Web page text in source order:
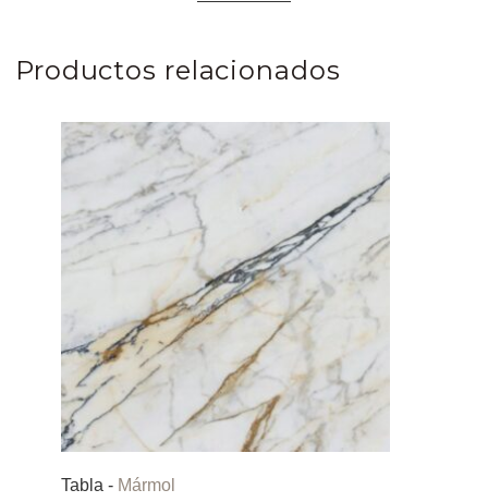
Productos relacionados
Tabla - Mármol